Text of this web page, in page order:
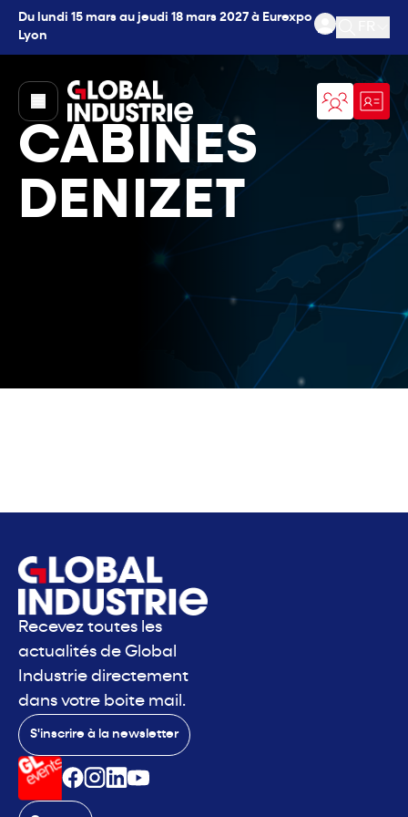
Du lundi 15 mars au jeudi 18 mars 2027 à Eurexpo
Lyon
Ouvrir
page.home
CABINES
DENIZET
Recevez toutes les
actualités de Global
Industrie directement
dans votre boite mail.
S'inscrire à la newsletter